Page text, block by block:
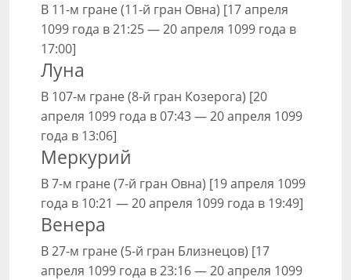
В 11-м гране (11-й гран Овна) [17 апреля
1099 года в 21:25 — 20 апреля 1099 года в
17:00]
Луна
В 107-м гране (8-й гран Козерога) [20
апреля 1099 года в 07:43 — 20 апреля 1099
года в 13:06]
Меркурий
В 7-м гране (7-й гран Овна) [19 апреля 1099
года в 10:21 — 20 апреля 1099 года в 19:49]
Венера
В 27-м гране (5-й гран Близнецов) [17
апреля 1099 года в 23:16 — 20 апреля 1099